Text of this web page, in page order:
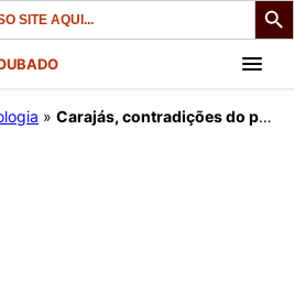
» Carajás, contradições do país num só projeto.